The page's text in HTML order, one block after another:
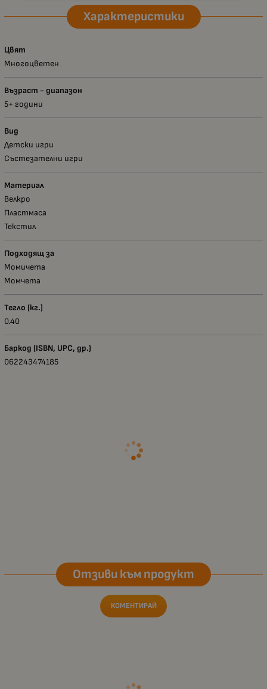
Характеристики
Цвят
Многоцветен
Възраст - диапазон
5+ години
Вид
Детски игри
Състезателни игри
Материал
Велкро
Пластмаса
Текстил
Подходящ за
Момичета
Момчета
Тегло (кг.)
0.40
Баркод (ISBN, UPC, др.)
062243474185
Отзиви към продукт
КОМЕНТИРАЙ